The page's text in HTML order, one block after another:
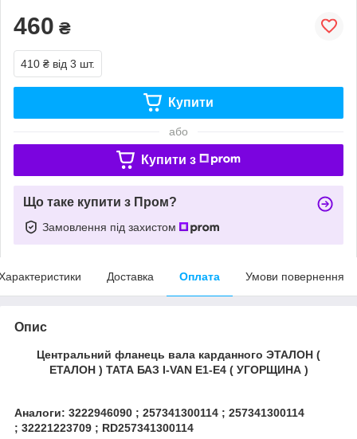
460 ₴
410 ₴ від 3 шт.
Купити
або
Купити з
Що таке купити з Пром?
Замовлення під захистом
Доставка Оплата Умови повернення
Опис
Центральний фланець вала карданного ЭТАЛОН (
ЕТАЛОН ) ТАТА БАЗ I-VAN Е1-Е4 ( УГОРЩИНА )
Аналоги: 3222946090 ; 257341300114 ; 257341300114
; 32221223709 ; RD257341300114